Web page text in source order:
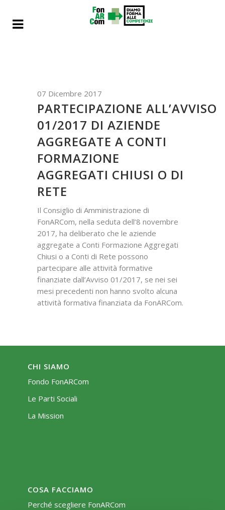
07 Dicembre 2017
PARTECIPAZIONE ALL’AVVISO
01/2017 DI AZIENDE
AGGREGATE A CONTI
FORMAZIONE
AGGREGATI CHIUSI O DI
RETE
Il Consiglio di Amministrazione di
FonARCom, nella seduta dell’8 novembre
2017, ha deliberato che le aziende
aggregate a Conti Formazione Aggregati
Chiusi o a Conti di Rete possono
partecipare alle attività formative
finanziate dall’Avviso 01/2017, se nei sei
mesi precedenti non hanno svolto alcuna
attività formativa finanziata da FonARCom.
CHI SIAMO
Fondo FonARCom
Le Parti Sociali
La Mission
COSA FACCIAMO
Perché scegliere FonARCom